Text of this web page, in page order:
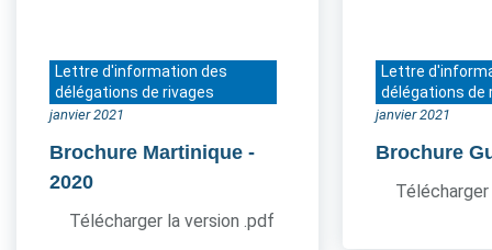
Lettre d'information des
délégations de rivages
janvier 2021
Brochure Martinique -
2020
Télécharger la version .pdf
Lettre
délégations de
janvier 2021
Brochure